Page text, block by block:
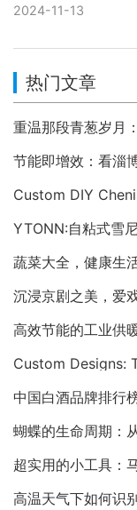
2024-11-13
热门文章
节能即增效：看淄
YTONN:自粘式雪
蔬菜大全，健康生
沉浸京剧之美，爱
Custom Designs:
中国白酒品牌排行
蝴蝶的生命周期：
超实用的小工具：
高温天气下如何识